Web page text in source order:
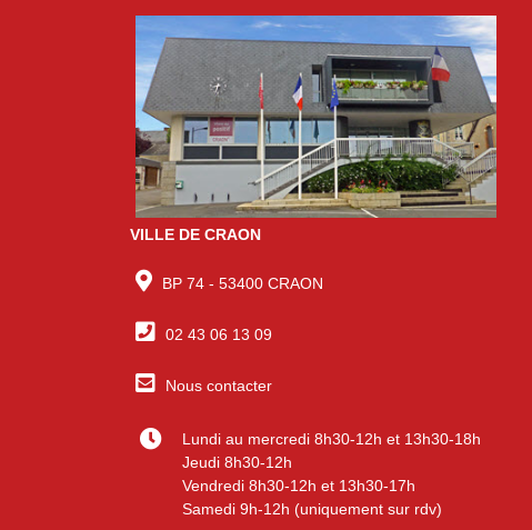
VILLE DE CRAON
BP 74 - 53400 CRAON
02 43 06 13 09
Nous contacter
Lundi au mercredi 8h30-12h et 13h30-18h
Jeudi 8h30-12h
Vendredi 8h30-12h et 13h30-17h
Samedi 9h-12h (uniquement sur rdv)